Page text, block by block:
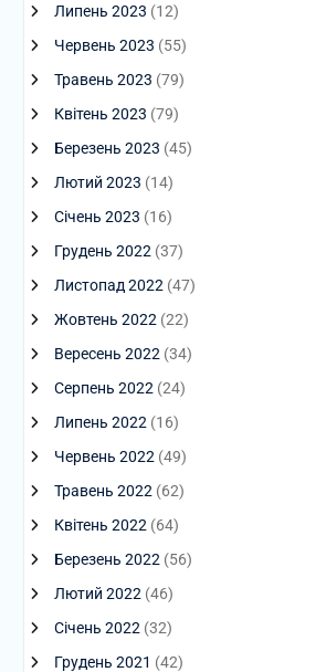
Липень 2023 (12)
Червень 2023 (55)
Травень 2023 (79)
Квітень 2023 (79)
Березень 2023 (45)
Лютий 2023 (14)
Січень 2023 (16)
Грудень 2022 (37)
Листопад 2022 (47)
Жовтень 2022 (22)
Вересень 2022 (34)
Серпень 2022 (24)
Липень 2022 (16)
Червень 2022 (49)
Травень 2022 (62)
Квітень 2022 (64)
Березень 2022 (56)
Лютий 2022 (46)
Січень 2022 (32)
Грудень 2021 (42)